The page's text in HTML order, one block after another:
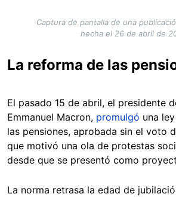
Captura de pantalla de una
hecha el 26 de abril de
La reforma de las
El pasado 15 de abril, el presidente
Emmanuel Macron, promulgó una
las pensiones, aprobada sin el voto
que motivó una ola de protestas
desde que se presentó como
La norma retrasa la edad de